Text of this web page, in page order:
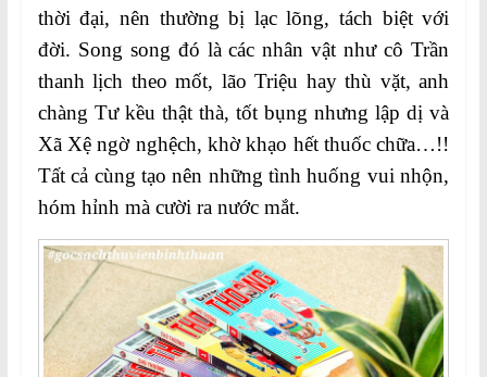
thời đại, nên thường bị lạc lõng, tách biệt với
đời. Song song đó là các nhân vật như cô Trần
thanh lịch theo mốt, lão Triệu hay thù vặt, anh
chàng Tư kều thật thà, tốt bụng nhưng lập dị và
Xã Xệ ngờ nghệch, khờ khạo hết thuốc chữa…!!
Tất cả cùng tạo nên những tình huống vui nhộn,
hóm hỉnh mà cười ra nước mắt.